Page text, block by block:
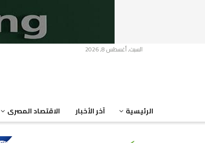
السبت, أغسطس 8, 2026
الرئيسية آخر الأخبار الاقتصاد المصرى